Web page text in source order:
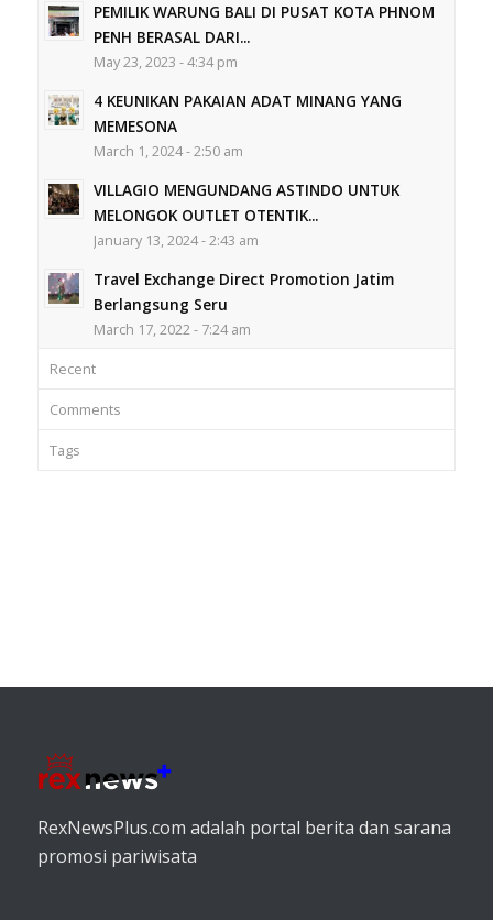
PEMILIK WARUNG BALI DI PUSAT KOTA PHNOM
PENH BERASAL DARI...
May 23, 2023 - 4:34 pm
4 KEUNIKAN PAKAIAN ADAT MINANG YANG
MEMESONA
March 1, 2024 - 2:50 am
VILLAGIO MENGUNDANG ASTINDO UNTUK
MELONGOK OUTLET OTENTIK...
January 13, 2024 - 2:43 am
Travel Exchange Direct Promotion Jatim
Berlangsung Seru
March 17, 2022 - 7:24 am
Recent
Comments
Tags
RexNewsPlus.com adalah portal berita dan sarana
promosi pariwisata